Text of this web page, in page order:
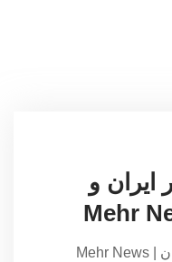
ایران و
خبرگزاری مهر | اخبار ایران و جهان | Mehr News